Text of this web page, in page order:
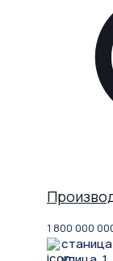
1 800 000